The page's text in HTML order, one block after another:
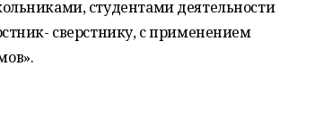
студентами деятельности
сверстнику, с применением